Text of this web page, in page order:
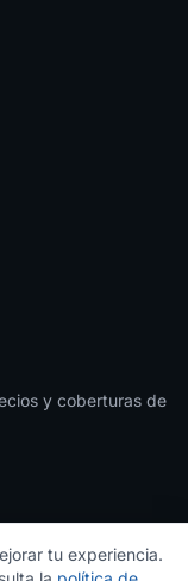
y coberturas de
tu experiencia.